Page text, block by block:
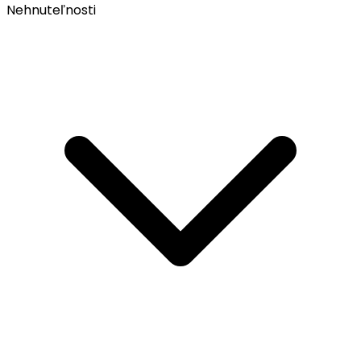
Nehnuteľnosti